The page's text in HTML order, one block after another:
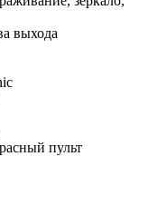
выхода
пульт